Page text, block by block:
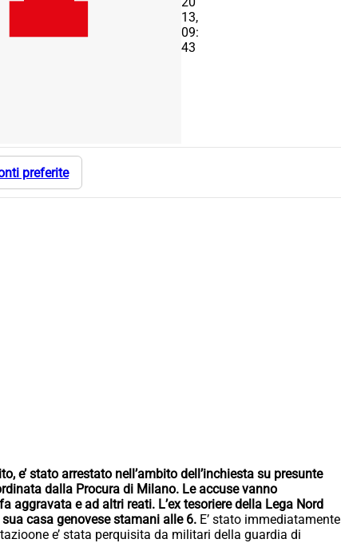
13,
09:
43
preferite
e’ stato arrestato nell’ambito dell’inchiesta su presunte
dalla Procura di Milano. Le accuse vanno
aggravata e ad altri reati. L’ex tesoriere della Lega Nord
casa genovese stamani alle 6. E’ stato immediatamente
e’ stata perquisita da militari della guardia di